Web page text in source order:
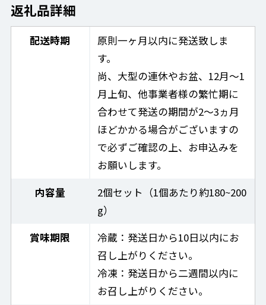
返礼品詳細
配送時期
原則一ヶ月以内に発送致しま
す。
尚、大型の連休やお盆、12月〜1
月上旬、他事業者様の繁忙期に
合わせて発送の期間が2〜3ヵ月
ほどかかる場合がございますの
で必ずご確認の上、お申込みを
お願いします。
内容量
2個セット（1個あたり約180~200
g）
賞味期限
冷蔵：発送日から10日以内にお
召し上がりください。
冷凍：発送日から二週間以内に
お召し上がりください。